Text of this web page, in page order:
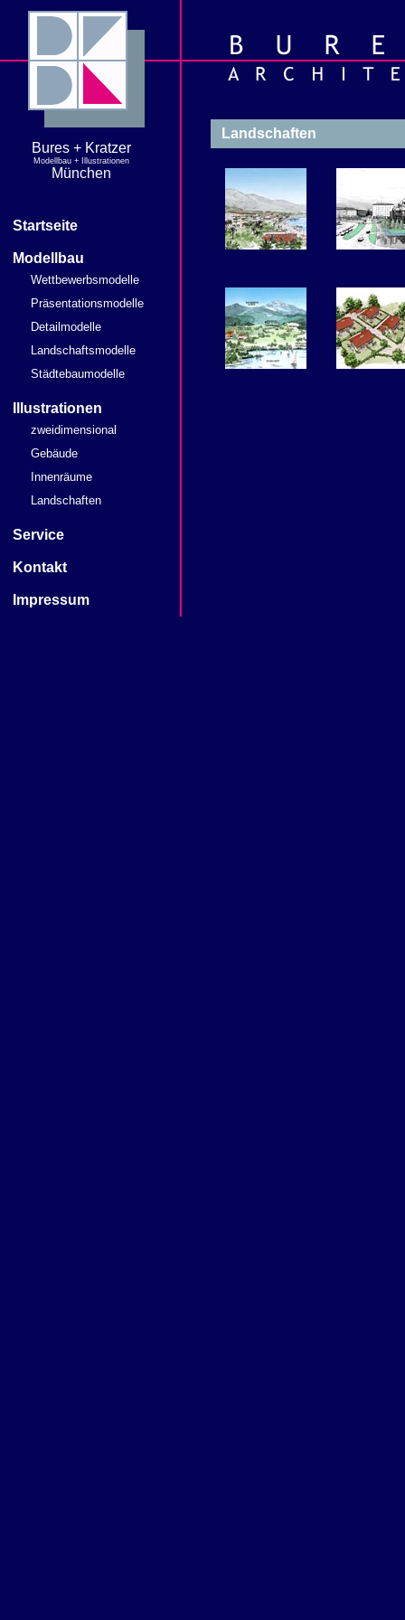
Bures + Kratzer
Modellbau + Illustrationen
München
Startseite
Modellbau
Wettbewerbsmodelle
Präsentationsmodelle
Detailmodelle
Landschaftsmodelle
Städtebaumodelle
Illustrationen
zweidimensional
Gebäude
Innenräume
Landschaften
Service
Kontakt
Impressum
Landschaften